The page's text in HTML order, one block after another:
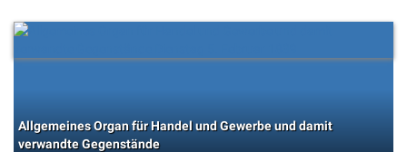
Allgemeines Organ für Handel und Gewerbe und damit
verwandte Gegenstände